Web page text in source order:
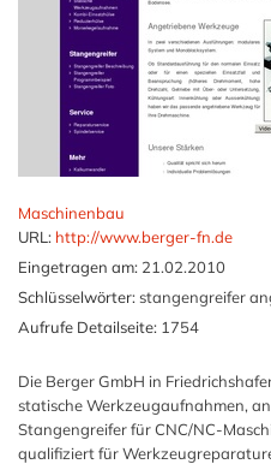
Maschinenbau
URL: http://www.berger-fn.de
Eingetragen am: 21.02.2010
Schlüsselwörter: stangengreifer
Aufrufe Detailseite: 1754
Die Berger GmbH in
statische Werkzeugaufnahmen,
Stangengreifer für CNC/NC-
qualifiziert für